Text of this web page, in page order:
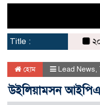
Title :
২০২৯
হোম Lead News
উইলিয়ামসন